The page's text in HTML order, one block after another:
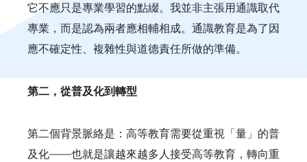
它不應只是專業學習的點綴。我並非主張用通識取代
專業，而是認為兩者應相輔相成。通識教育是為了因
應不確定性、複雜性與道德責任所做的準備。
第二，從普及化到轉型
第二個背景脈絡是：高等教育需要從重視「量」的普
及化——也就是讓越來越多人接受高等教育，轉向重